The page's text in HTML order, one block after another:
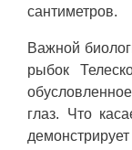
сантиметров.
Важной
рыбок
глаз. Что